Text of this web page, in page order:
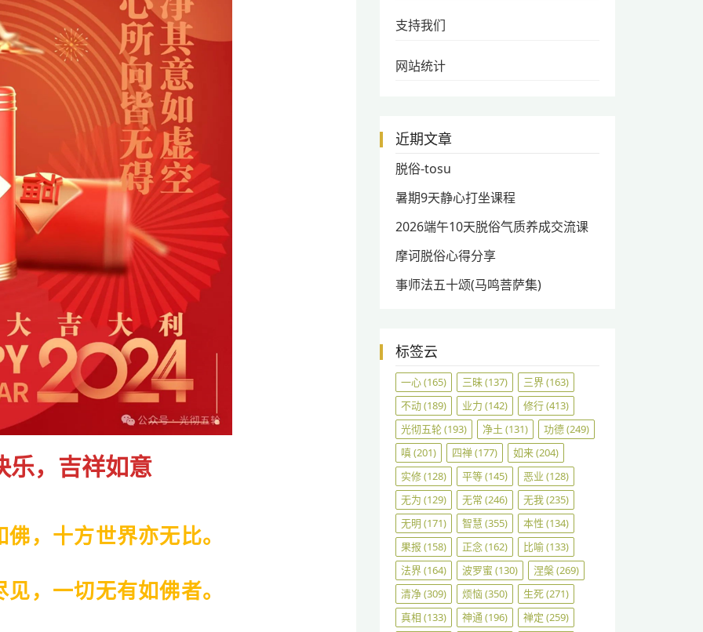
乐，吉祥如意
，十方世界亦无比。
，一切无有如佛者。
支持我们
网站统计
近期文章
脱俗-tosu
暑期9天静心打坐课程
2026端午10天脱俗气质养成交流课
摩诃脱俗心得分享
事师法五十颂(马鸣菩萨集)
标签云
一心(165) 三昧(137) 三界(163)
不动(189) 业力 (142) 修行(413)
光彻五轮(193) 净土 (131) 功德(249)
嗔(201) 四禅(177) 如来(204)
实修(128) 平等(145) 恶业 (128)
无为 (129) 无常 (246) 无我(235)
无明 (171) 智慧 (355) 本性 (134)
果报 (158) 正念(162) 比喻(133)
法界(164) 波罗蜜 (130) 涅槃(269)
清净(309) 烦恼(350) 生死(271)
真相 (133) 神通 (196) 禅定 (259)